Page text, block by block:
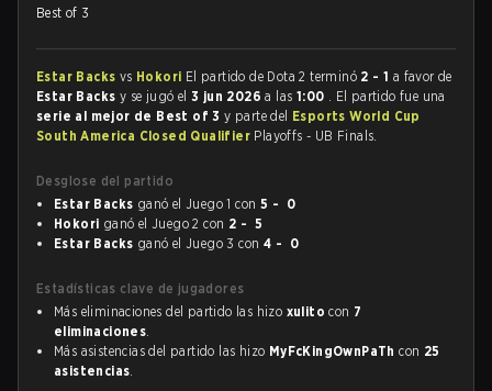
Best of 3
Estar Backs vs Hokori El partido de Dota 2 terminó 2 - 1 a favor de
Estar Backs y se jugó el3 jun 2026a las 1:00 . El partido fue una
serie al mejor de Best of 3y parte del Esports World Cup
South America Closed Qualifier Playoffs - UB Finals.
Desglose del partido
Estar Backs ganó el Juego 1 con 5 - 0
Hokori ganó el Juego 2 con 2 - 5
Estar Backs ganó el Juego 3 con 4 - 0
Estadísticas clave de jugadores
Más eliminaciones del partido las hizo xulito con 7
eliminaciones.
Más asistencias del partido las hizo MyFcKingOwnPaTh con 25
asistencias.